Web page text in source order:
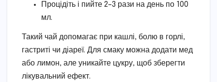
Процідіть і пийте 2–3 рази на день по 100
мл.
Такий чай допомагає при кашлі, болю в горлі,
гастриті чи діареї. Для смаку можна додати мед
або лимон, але уникайте цукру, щоб зберегти
лікувальний ефект.